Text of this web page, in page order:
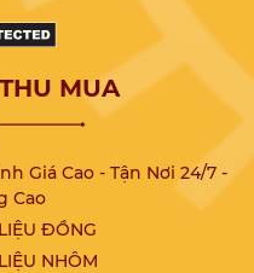
MUA
Giá Cao - Tận Nơi 24/7 -
Cao
ĐỒNG
NHÔM